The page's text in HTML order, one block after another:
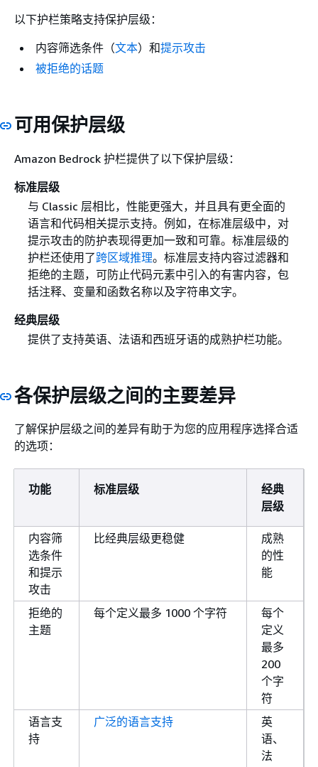
以下护栏策略支持保护层级：
内容筛选条件（文本）和提示攻击
被拒绝的话题
可用保护层级
Amazon Bedrock 护栏提供了以下保护层级：
标准层级
与 Classic 层相比，性能更强大，并且具有更全面的
语言和代码相关提示支持。例如，在标准层级中，对
提示攻击的防护表现得更加一致和可靠。标准层级的
护栏还使用了跨区域推理。标准层支持内容过滤器和
拒绝的主题，可防止代码元素中引入的有害内容，包
括注释、变量和函数名称以及字符串文字。
经典层级
提供了支持英语、法语和西班牙语的成熟护栏功能。
各保护层级之间的主要差异
了解保护层级之间的差异有助于为您的应用程序选择合适
的选项：
功能 标准层级
经典
层级
内容筛
选条件
和提示
攻击
比经典层级更稳健
成熟
的性
能
拒绝的
主题
每个定义最多 1000 个字符
每个
定义
最多
200
个字
符
语言支
持
广泛的语言支持
英
语、
法